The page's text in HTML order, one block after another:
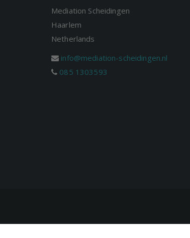
Mediation Scheidingen
Haarlem
Netherlands
info@mediation-scheidingen.nl
085 1303593